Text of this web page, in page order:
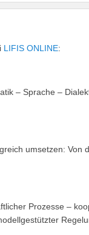
LIFIS ONLINE:
– Sprache –
umsetzen: Von
Prozesse –